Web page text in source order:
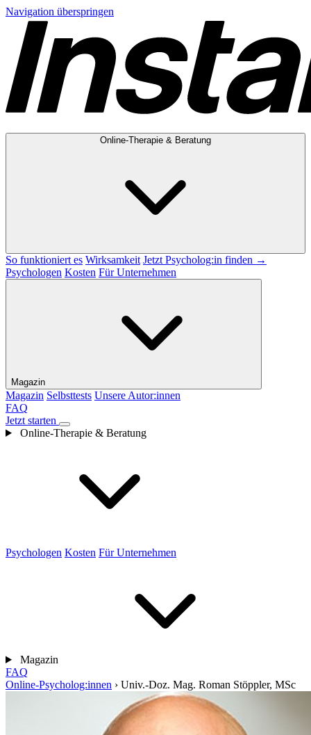
Navigation überspringen
Online-Therapie & Beratung
So funktioniert es Wirksamkeit Jetzt Psycholog:in finden →
Psychologen Kosten Für Unternehmen
Magazin
Magazin Selbsttests Unsere Autor:innen
FAQ
Jetzt starten
Online-Therapie & Beratung
Psychologen Kosten Für Unternehmen
Magazin
FAQ
Online-Psycholog:innen › Univ.-Doz. Mag. Roman Stöppler, MSc